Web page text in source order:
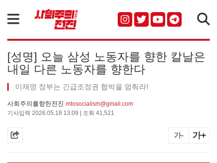
[성명] 오늘 삼성 노동자를 향한 칼날은
내일 다른 노동자를 향한다
이재명 정부는 긴급조정권 협박을 멈춰라!
사회주의를향한전진 mtosocialism@gmail.com
기사입력 2026.05.18 13:09 | 조회 41,521
가- 가+